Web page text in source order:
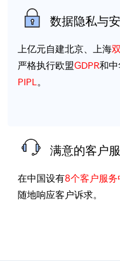
数据隐私与
上亿元自建北京、上海
严格执行欧盟GDPR和
PIPL。
满意的客户
在中国设有8个客户服务
随地响应客户诉求。